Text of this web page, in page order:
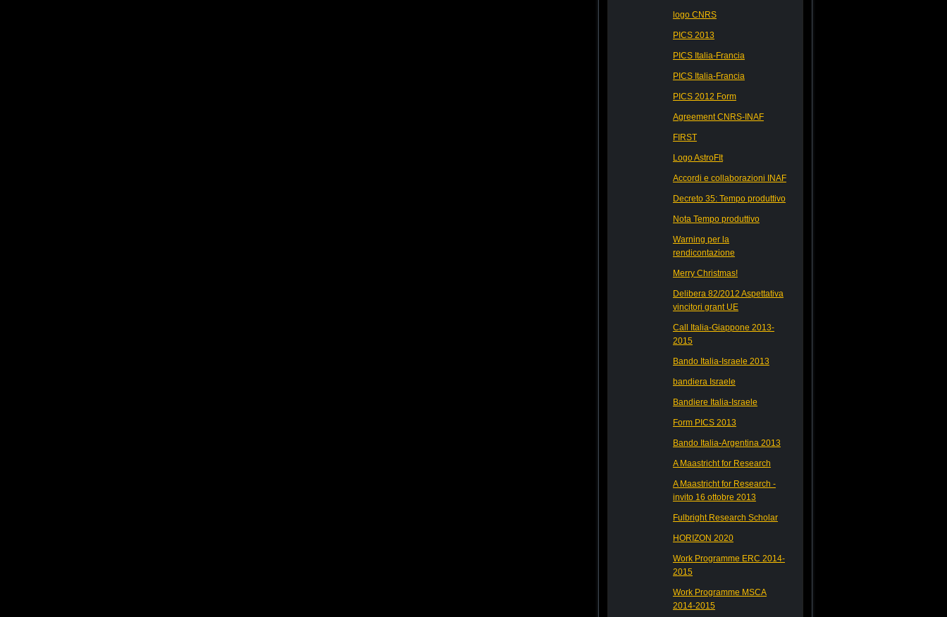
logo CNRS
PICS 2013
PICS Italia-Francia
PICS Italia-Francia
PICS 2012 Form
Agreement CNRS-INAF
FIRST
Logo AstroFIt
Accordi e collaborazioni INAF
Decreto 35: Tempo produttivo
Nota Tempo produttivo
Warning per la
rendicontazione
Merry Christmas!
Delibera 82/2012 Aspettativa
vincitori grant UE
Call Italia-Giappone 2013-
2015
Bando Italia-Israele 2013
bandiera Israele
Bandiere Italia-Israele
Form PICS 2013
Bando Italia-Argentina 2013
A Maastricht for Research
A Maastricht for Research -
invito 16 ottobre 2013
Fulbright Research Scholar
HORIZON 2020
Work Programme ERC 2014-
2015
Work Programme MSCA
2014-2015